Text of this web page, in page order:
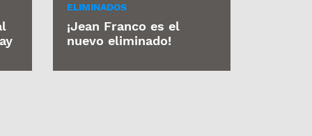
ELIMINADOS
¡Jean Franco es el
nuevo eliminado!